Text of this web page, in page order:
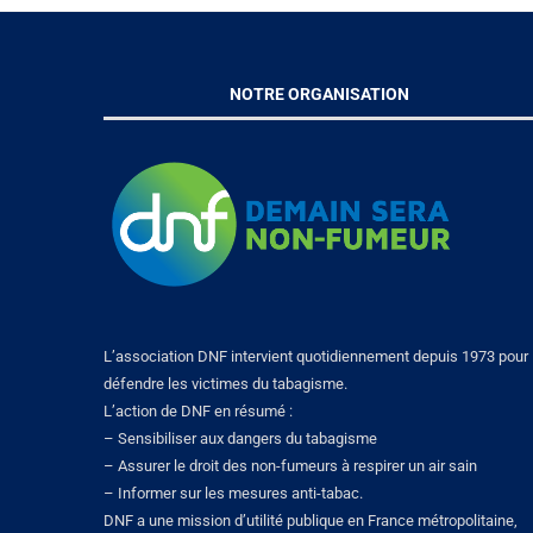
NOTRE ORGANISATION
L’association DNF intervient quotidiennement depuis 1973 pour
défendre les victimes du tabagisme.
L’action de DNF en résumé :
– Sensibiliser aux dangers du tabagisme
– Assurer le droit des non-fumeurs à respirer un air sain
– Informer sur les mesures anti-tabac.
DNF a une mission d’utilité publique en France métropolitaine,